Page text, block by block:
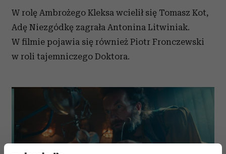
W rolę Ambrożego Kleksa wcielił się Tomasz Kot,
Adę Niezgódkę zagrała Antonina Litwiniak.
W filmie pojawia się również Piotr Fronczewski
w roli tajemniczego Doktora.